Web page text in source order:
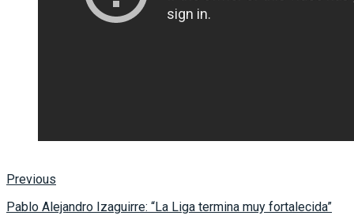
Previous
Pablo Alejandro Izaguirre: “La Liga termina muy fortalecida”